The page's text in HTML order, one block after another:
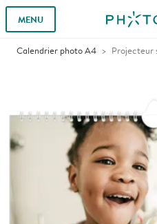
MENU
Calendrier photo A4 Projecteur